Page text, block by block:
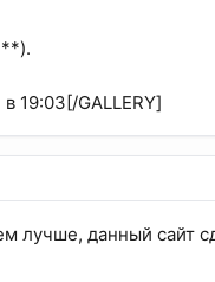
19:03[/GALLERY]
лучше, данный сайт